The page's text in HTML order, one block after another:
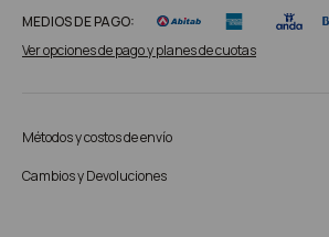
MEDIOS DE PAGO:
Ver opciones de pago y planes de cuotas
Métodos y costos de envío
Cambios y Devoluciones